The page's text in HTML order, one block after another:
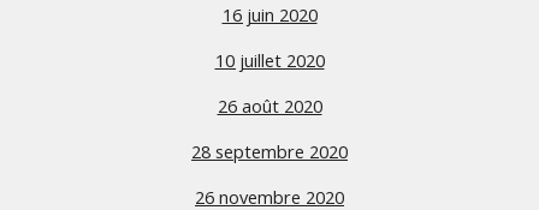
16 juin 2020
10 juillet 2020
26 août 2020
28 septembre 2020
26 novembre 2020